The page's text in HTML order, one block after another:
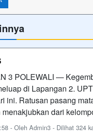
3 POLEWALI —
di Lapangan 2.
ini. Ratusan pasang
dari
- Oleh Admin3 - Dilihat 324